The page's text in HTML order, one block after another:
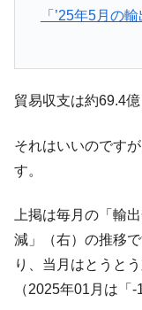
『Money1』
【米
『Money1』 韓国
『Money1』
韓国
『Money1』
【対
に韓国がいっちょが
は韓国で『BYD』
1.9倍！
『Money1』
在
く空港に詰めかけ
ドを掲げる「在韓反
「’25年5月の
貿易収支は約69.4
それはいいのです
す。
上掲は毎月の「輸
減」（右）の推移
り、当月はとうと
（2025年01月は「-